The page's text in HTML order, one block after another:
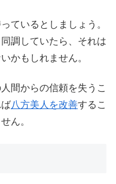
ているとしましょう。
調していたら、それは
かもしれません。
間からの信頼を失うこ
八方美人を改善するこ
ん。